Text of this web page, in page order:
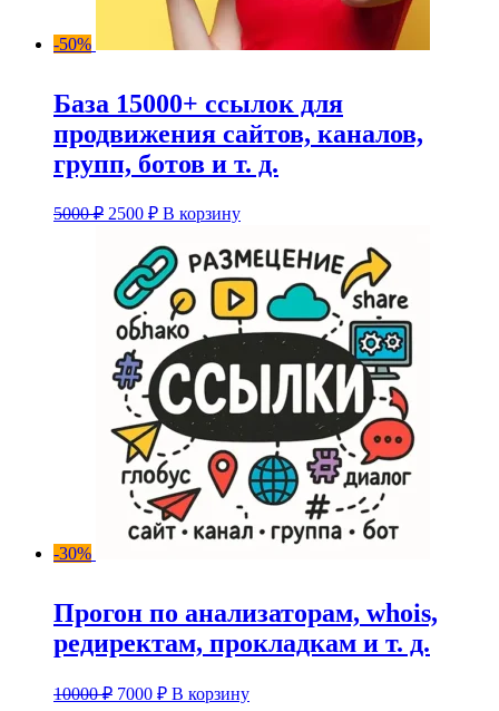
-50%
База 15000+ ссылок для
продвижения сайтов, каналов,
групп, ботов и т. д.
5000₽ Первоначальная
составляла
5000 ₽.
2500 ₽Текущая
цена:
2500 ₽.
В корзину
-30%
Прогон по анализаторам, whois,
редиректам, прокладкам и т. д.
10000₽ Первоначальная
7000 ₽Текущая
В корзину